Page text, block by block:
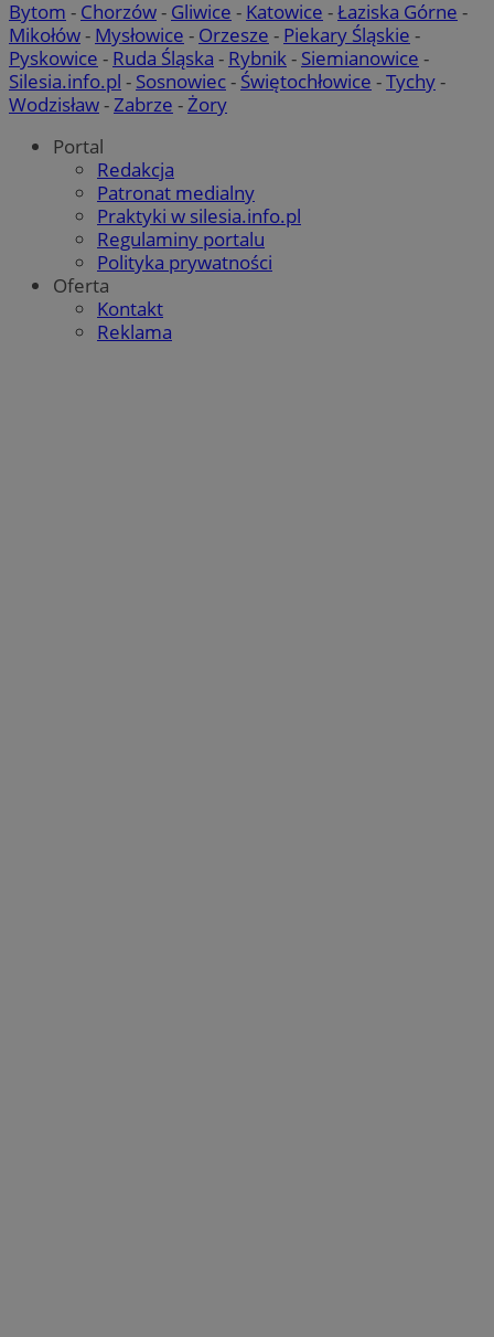
Bytom - Chorzów- Gliwice - Katowice -Łaziska Górne -
Mikołów- Mysłowice - Orzesze - Piekary Śląskie -
Pyskowice - Ruda Śląska - Rybnik- Siemianowice -
Silesia.info.pl - Sosnowiec- Świętochłowice -Tychy-
Wodzisław-Zabrze -Żory
Portal
Redakcja
Patronat medialny
Praktyki w silesia.info.pl
Regulaminy portalu
Polityka prywatności
Oferta
Kontakt
Reklama